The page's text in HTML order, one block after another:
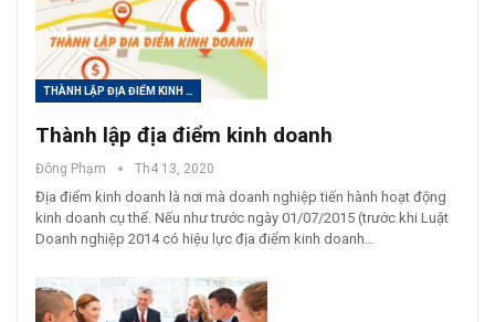
THÀNH LẬP ĐỊA ĐIỂM KINH DOANH
Thành lập địa điểm kinh doanh
Đông Phạm Th4 13, 2020
Địa điểm kinh doanh là nơi mà doanh nghiệp tiến hành hoạt động
kinh doanh cụ thể. Nếu như trước ngày 01/07/2015 (trước khi Luật
Doanh nghiệp 2014 có hiệu lực địa điểm kinh doanh…